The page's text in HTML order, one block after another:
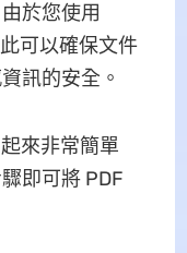
於您使用
可以確保文件
訊的安全。
來非常簡單
即可將 PDF